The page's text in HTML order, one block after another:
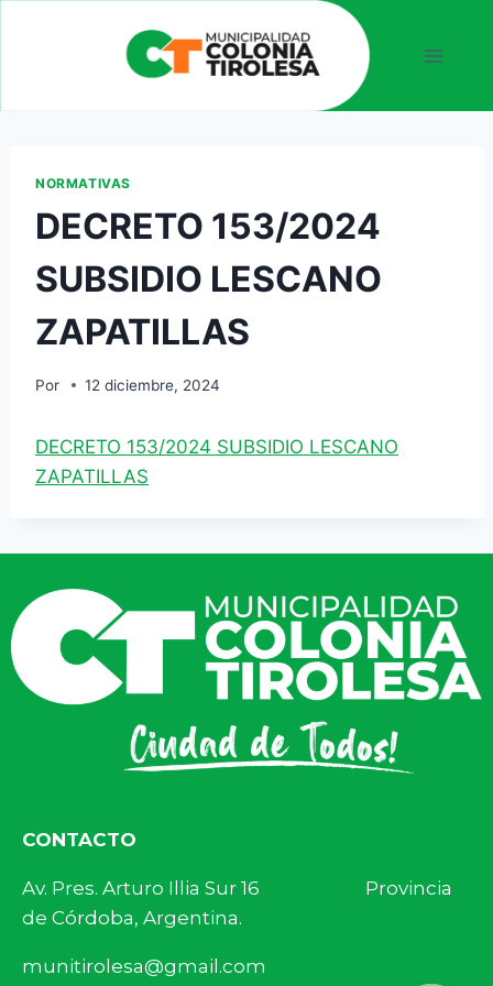
NORMATIVAS
DECRETO 153/2024
SUBSIDIO LESCANO
ZAPATILLAS
Por 12 diciembre, 2024
DECRETO 153/2024 SUBSIDIO LESCANO
ZAPATILLAS
CONTACTO
Av. Pres. Arturo Illia Sur 16 Provincia
de Córdoba, Argentina.
munitirolesa@gmail.com